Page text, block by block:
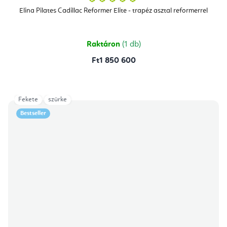
Elina Pilates Cadillac Reformer Elite - trapéz asztal reformerrel
átlagos
értékelése
csillag.
Raktáron (1 db)
Ft1 850 600
Bestseller
Fekete szürke